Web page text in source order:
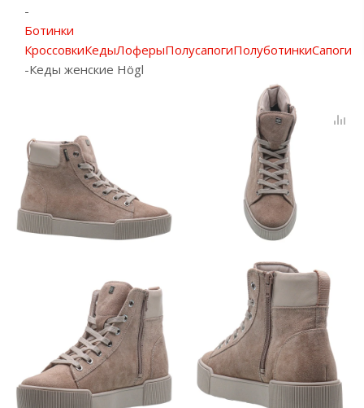
-
Ботинки
КроссовкиКедыЛоферыПолусапогиПолуботинкиСапоги
-Кеды женские Högl